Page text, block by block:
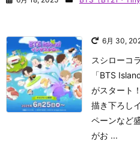
6月 30,
スシローコ
「BTS
がスタート！
描き下ろし
ペーンなど
がお ...